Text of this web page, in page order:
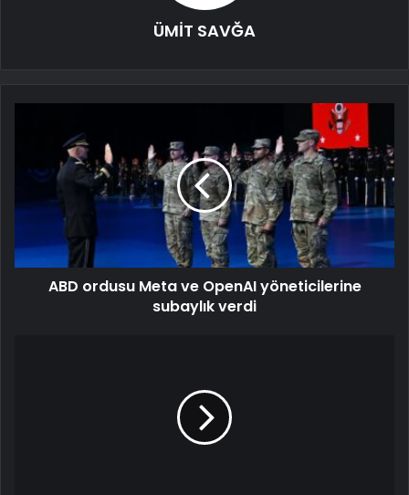
ÜMİT SAVĞA
ABD ordusu Meta ve OpenAI yöneticilerine
subaylık verdi